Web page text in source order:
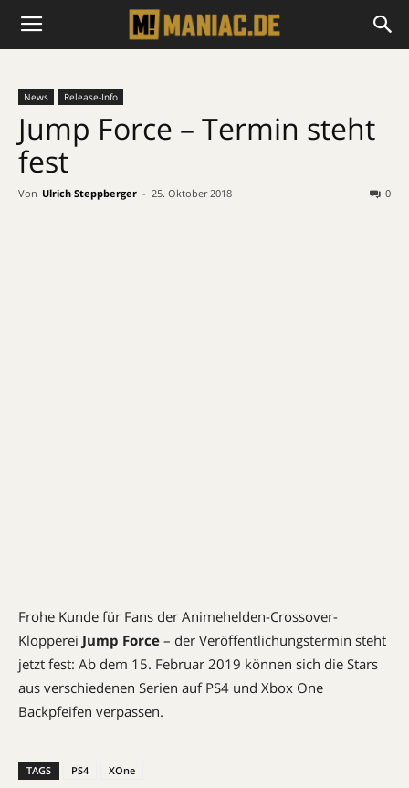
News Release-Info
Jump Force – Termin steht
fest
Von Ulrich Steppberger - 25. Oktober 2018 0
Frohe Kunde für Fans der Animehelden-Crossover-
Klopperei Jump Force – der Veröffentlichungstermin steht
jetzt fest: Ab dem 15. Februar 2019 können sich die Stars
aus verschiedenen Serien auf PS4 und Xbox One
Backpfeifen verpassen.
TAGS PS4 XOne